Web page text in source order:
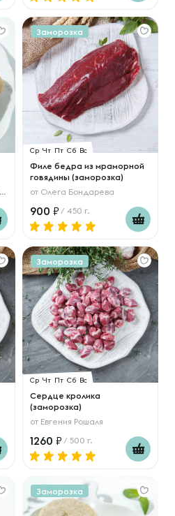
Заморозка
Ср Чт Пт Сб Вс
Филе бедра из мраморной
говядины (заморозка)
от Олега Бондарева
900 / 450 г.
Заморозка
Ср Чт Пт Сб Вс
Сердце кролика
(заморозка)
от Евгения Рошаля
1260 / 500 г.
Заморозка